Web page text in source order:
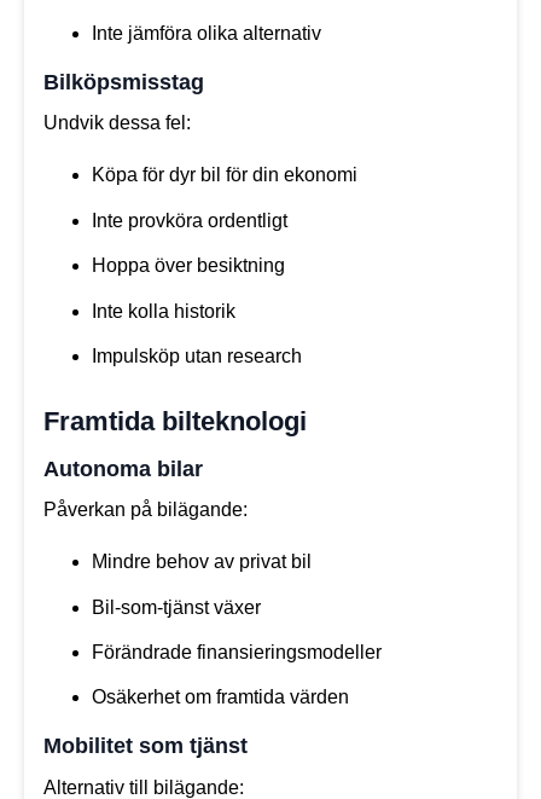
Inte jämföra olika alternativ
Bilköpsmisstag
Undvik dessa fel:
Köpa för dyr bil för din ekonomi
Inte provköra ordentligt
Hoppa över besiktning
Inte kolla historik
Impulsköp utan research
Framtida bilteknologi
Autonoma bilar
Påverkan på bilägande:
Mindre behov av privat bil
Bil-som-tjänst växer
Förändrade finansieringsmodeller
Osäkerhet om framtida värden
Mobilitet som tjänst
Alternativ till bilägande: